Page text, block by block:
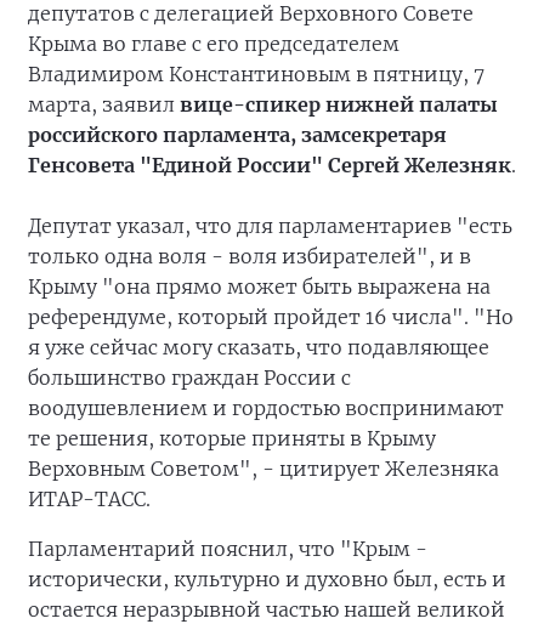
депутатов с делегацией Верховного Совете
Крыма во главе с его председателем
Владимиром Константиновым в пятницу, 7
марта, заявил вице-спикер нижней палаты
российского парламента, замсекретаря
Генсовета "Единой России" Сергей Железняк.
Депутат указал, что для парламентариев "есть
только одна воля - воля избирателей", и в
Крыму "она прямо может быть выражена на
референдуме, который пройдет 16 числа". "Но
я уже сейчас могу сказать, что подавляющее
большинство граждан России с
воодушевлением и гордостью воспринимают
те решения, которые приняты в Крыму
Верховным Советом", - цитирует Железняка
ИТАР-ТАСС.
Парламентарий пояснил, что "Крым -
исторически, культурно и духовно был, есть и
остается неразрывной частью нашей великой